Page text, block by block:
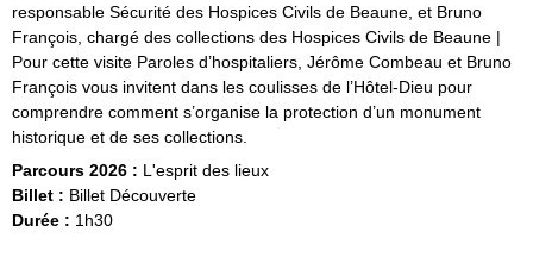
responsable Sécurité des Hospices Civils de Beaune, et Bruno
François, chargé des collections des Hospices Civils de Beaune |
Pour cette visite Paroles d’hospitaliers, Jérôme Combeau et Bruno
François vous invitent dans les coulisses de l’Hôtel-Dieu pour
comprendre comment s’organise la protection d’un monument
historique et de ses collections.
Parcours 2026 : L'esprit des lieux
Billet : Billet Découverte
Durée : 1h30